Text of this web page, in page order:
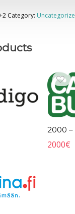
2 Category:
2000
2000€